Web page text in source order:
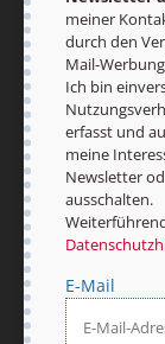
meiner
durch den
Mail-
Ich bin
erfasst und
meine
Newsletter
ausschalten.
E-Mail